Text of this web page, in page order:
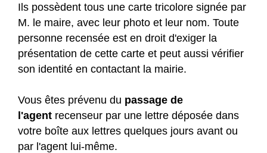
Ils possèdent tous une carte tricolore signée par
M. le maire, avec leur photo et leur nom. Toute
personne recensée est en droit d'exiger la
présentation de cette carte et peut aussi vérifier
son identité en contactant la mairie.
Vous êtes prévenu du passage de
l'agent recenseur par une lettre déposée dans
votre boîte aux lettres quelques jours avant ou
par l'agent lui-même.